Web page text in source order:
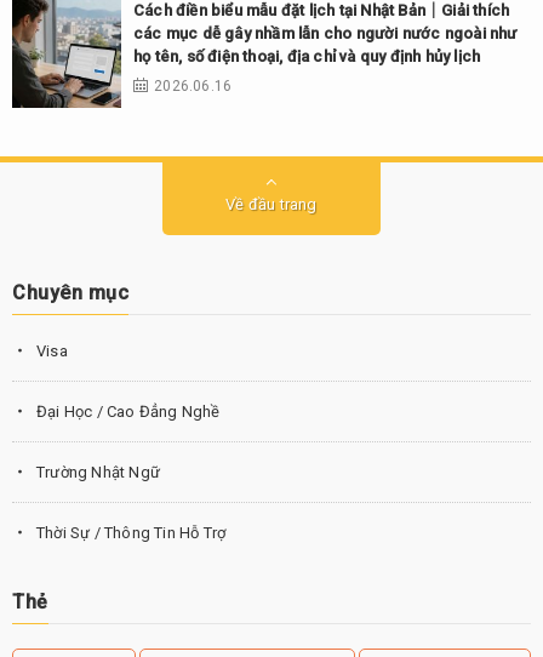
Cách điền biểu mẫu đặt lịch tại Nhật Bản｜Giải thích
các mục dễ gây nhầm lẫn cho người nước ngoài như
họ tên, số điện thoại, địa chỉ và quy định hủy lịch
2026.06.16
Về đầu trang
Chuyên mục
Visa
Đại Học / Cao Đẳng Nghề
Trường Nhật Ngữ
Thời Sự / Thông Tin Hỗ Trợ
Thẻ